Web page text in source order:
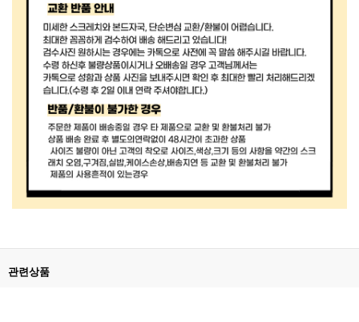
관련상품